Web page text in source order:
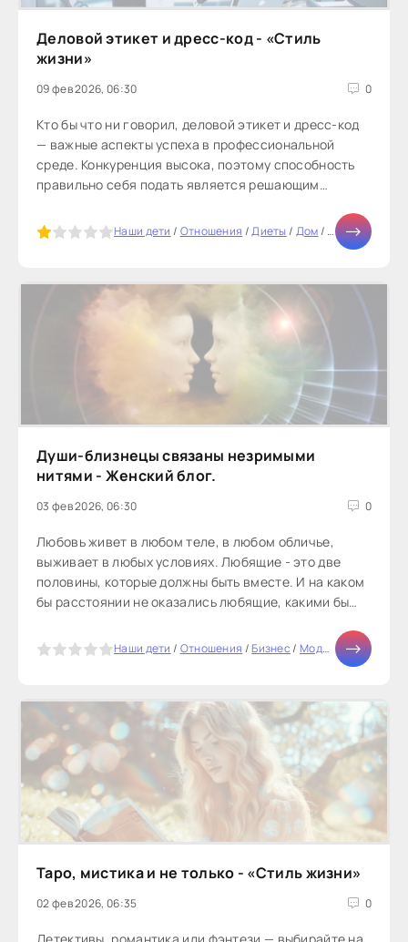
Деловой этикет и дресс-код - «Стиль
жизни»
09 фев 2026, 06:30 0
Кто бы что ни говорил, деловой этикет и дресс-код
— важные аспекты успеха в профессиональной
среде. Конкуренция высока, поэтому способность
правильно себя подать является решающим
Наши дети / Отношения /Диеты/ Дом/ Бизнес/
Души-близнецы связаны незримыми
нитями - Женский блог.
03 фев 2026, 06:30 0
Любовь живет в любом теле, в любом обличье,
выживает в любых условиях. Любящие - это две
половины, которые должны быть вместе. И на каком
бы расстоянии не оказались любящие, какими бы
Наши дети / Отношения /Бизнес/ Мода /Дом/Тесты
Таро, мистика и не только - «Стиль жизни»
02 фев 2026, 06:35 0